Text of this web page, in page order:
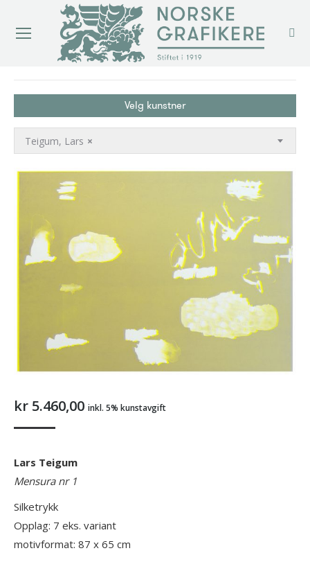
Velg kunstner
×
Teigum, Lars
kr 5.460,00 inkl. 5% kunstavgift
Lars Teigum
Mensura nr 1
Silketrykk
Opplag: 7 eks. variant
motivformat: 87 x 65 cm